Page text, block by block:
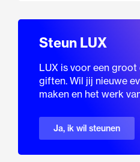
Steun LUX
LUX is voor een
giften. Wil jij nieuwe
maken en het werk
Ja, ik wil steunen